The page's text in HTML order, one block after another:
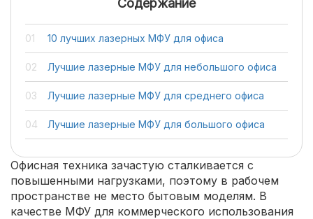
Содержание
10 лучших лазерных МФУ для офиса
Лучшие лазерные МФУ для небольшого офиса
Лучшие лазерные МФУ для среднего офиса
Лучшие лазерные МФУ для большого офиса
Офисная техника зачастую сталкивается с
повышенными нагрузками, поэтому в рабочем
пространстве не место бытовым моделям. В
качестве МФУ для коммерческого использования